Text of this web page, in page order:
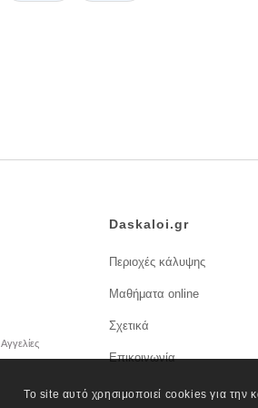
Αγγελίες
Daskaloi.gr
Περιοχές κάλυψης
Μαθήματα online
Σχετικά
Επικοινωνία
Το site αυτό χρησιμοποιεί cookies για την